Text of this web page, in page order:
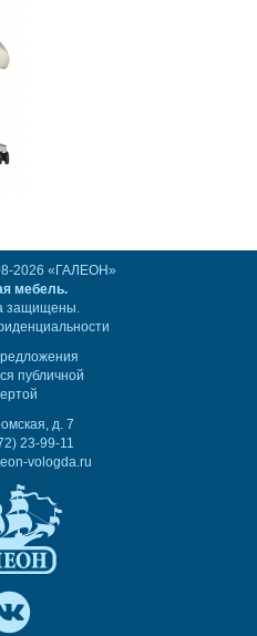
2026 «ГАЛЕОН»
мебель.
защищены.
публичной
д. 7
23-99-11
vologda.ru